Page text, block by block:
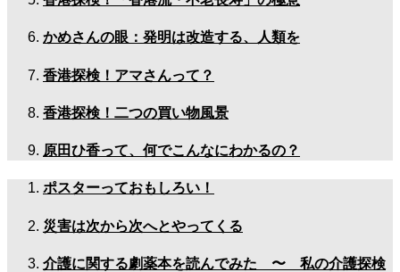
かめさんの眼：発明は改造する、人類を
香港探検！アマさんって？
香港探検！二つの買い物風景
原田ひ香って、何でこんなにわかるの？
ポスターっておもしろい！
災害は次から次へとやってくる
介護に関する劇薬本を読んでみた 〜 私の介護探検